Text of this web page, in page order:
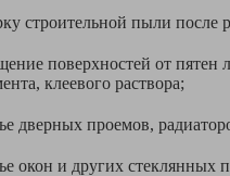
пыли после
от пятен
клеевого раствора;
проемов,
и других стеклянных